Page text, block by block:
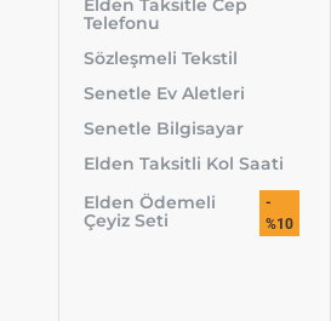
Elden Taksitle Cep
Telefonu
Sözleşmeli Tekstil
Senetle Ev Aletleri
Senetle Bilgisayar
Elden Taksitli Kol Saati
Elden Ödemeli
Çeyiz Seti
-
%10